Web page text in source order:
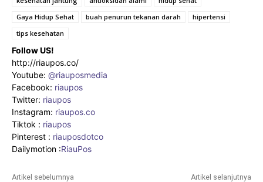
Gaya Hidup Sehat
buah penurun tekanan darah
hipertensi
tips kesehatan
Follow US!
http://riaupos.co/
Youtube: @riauposmedia
Facebook: riaupos
Twitter: riaupos
Instagram: riaupos.co
Tiktok : riaupos
Pinterest : riauposdotco
Dailymotion :RiauPos
Artikel sebelumnya Artikel selanjutnya